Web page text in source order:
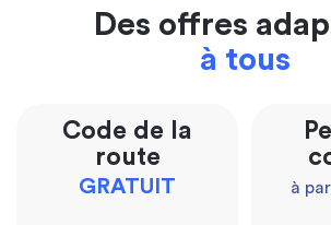
Des offres
à tous
Code de la
route
GRATUIT à